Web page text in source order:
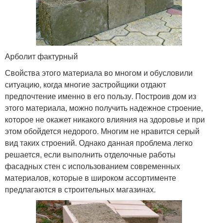
Арболит фактурный
Свойства этого материала во многом и обусловили
ситуацию, когда многие застройщики отдают
предпочтение именно в его пользу. Построив дом из
этого материала, можно получить надежное строение,
которое не окажет никакого влияния на здоровье и при
этом обойдется недорого. Многим не нравится серый
вид таких строений. Однако данная проблема легко
решается, если выполнить отделочные работы
фасадных стен с использованием современных
материалов, которые в широком ассортименте
предлагаются в строительных магазинах.